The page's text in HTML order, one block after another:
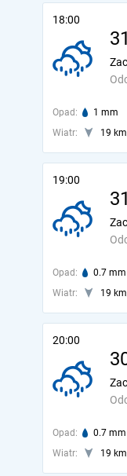
18:00
Opad: 1 mm
Wiatr:
19
19:00
Opad: 0.7 mm
Wiatr:
19
20:00
Opad: 0.7 mm
Wiatr:
19